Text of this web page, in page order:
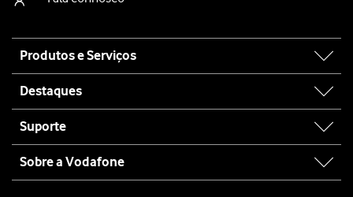
map
Produtos e Serviços
Destaques
Suporte
Sobre a Vodafone